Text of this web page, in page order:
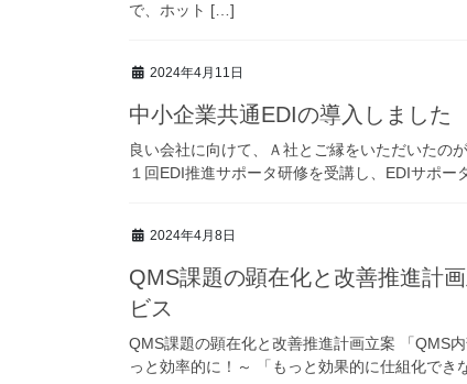
で、ホット […]
2024年4月11日
中小企業共通EDIの導入しました
良い会社に向けて、Ａ社とご縁をいただいたの
１回EDI推進サポータ研修を受講し、EDIサポ
2024年4月8日
QMS課題の顕在化と改善推進計画立案＿ 「QMS内部監査 with コンサル」 サー
ビス
QMS課題の顕在化と改善推進計画立案 「
っと効率的に！～ 「もっと効果的に仕組化で